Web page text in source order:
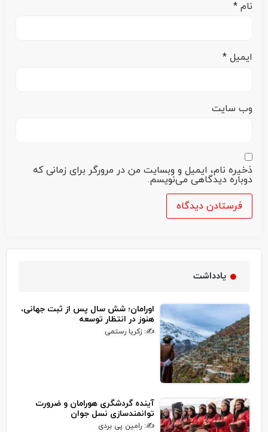
نام *
ایمیل *
وب‌ سایت
ذخیره نام، ایمیل و وبسایت من در مرورگر برای زمانی که
دوباره دیدگاهی می‌نویسم.
یادداشت
اورامان؛ شش سال پس از ثبت جهانی،
هنوز در انتظار توسعه
✍: زکریا رستمی
آینده گردشگری هورامان و ضرورت
توانمندسازی نسل جوان
✍: رامین پی بردی